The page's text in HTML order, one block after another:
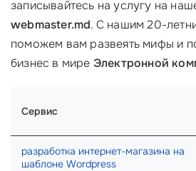
записывайтесь на услугу на
webmaster.md. С нашим 20-
поможем вам развеять мифы и
бизнес в мире Электронной
Сервис
разработка интернет-магазина на
шаблоне Wordpress